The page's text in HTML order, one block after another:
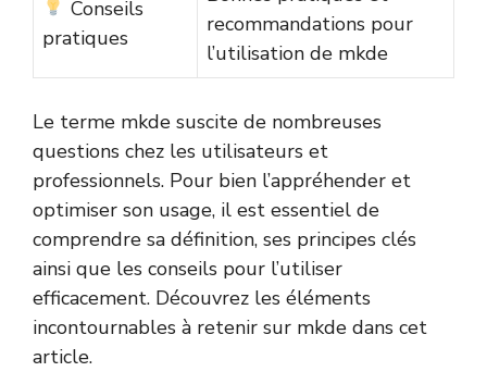
Conseils
pratiques
recommandations pour
l’utilisation de mkde
Le terme mkde suscite de nombreuses
questions chez les utilisateurs et
professionnels. Pour bien l’appréhender et
optimiser son usage, il est essentiel de
comprendre sa définition, ses principes clés
ainsi que les conseils pour l’utiliser
efficacement. Découvrez les éléments
incontournables à retenir sur mkde dans cet
article.